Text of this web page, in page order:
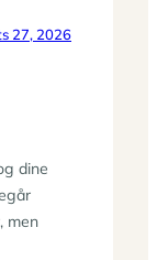
27, 2026
dine
men